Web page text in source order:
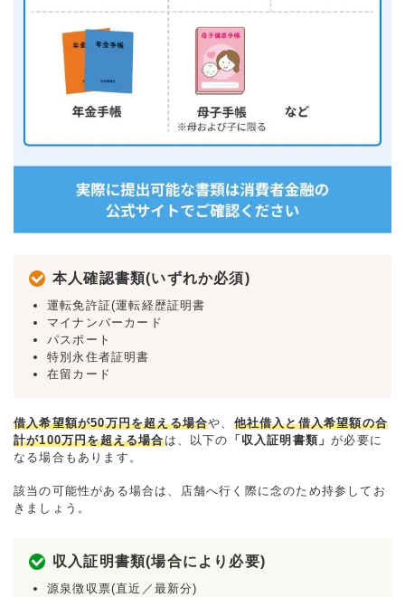
本人確認書類(いずれか必須)
運転免許証(運転経歴証明書
マイナンバーカード
パスポート
特別永住者証明書
在留カード
借入希望額が50万円を超える場合や、 他社借入と借入希望額の合
計が100万円を超える場合は、以下の 「収入証明書類」が必要に
なる場合もあります。
該当の可能性がある場合は、店舗へ行く際に念のため持参してお
きましょう。
収入証明書類(場合により必要)
源泉徴収票(直近／最新分)